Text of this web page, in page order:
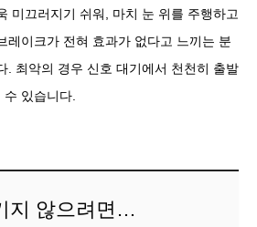
미끄러지기 쉬워, 마치 눈 위를 주행하고
레이크가 전혀 효과가 없다고 느끼는 분
. 최악의 경우 신호 대기에서 천천히 출발
있습니다.
지 않으려면…